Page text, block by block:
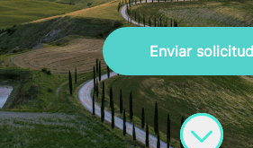
Enviar solicitud